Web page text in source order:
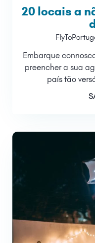
20 locais a
Embarque
preencher a sua
país tão